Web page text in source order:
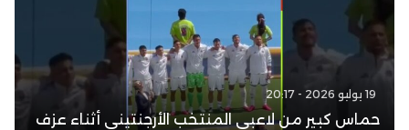
19 يوليو 2026 - 20:17
حماس كبير من لاعبي المنتخب الأرجنتيني أثناء عزف